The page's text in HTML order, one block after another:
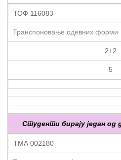
ТОФ 116083
Транспоновање одевних форми
2+2
5
Студенти бирају један од
ТМА 002180